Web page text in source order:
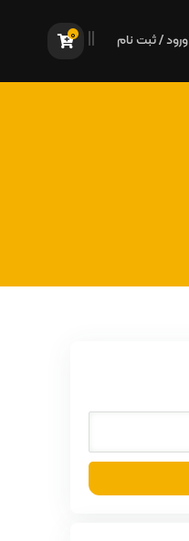
ورود / ثبت نام 0